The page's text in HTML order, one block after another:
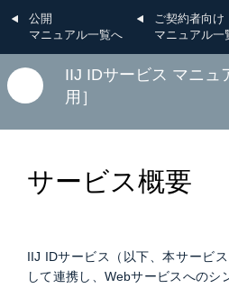
公開
マニュアル一覧へ
ご契約者向け
マニュアル一
IIJ IDサービス マニュ
用］
サービス概要
IIJ IDサービス（以下、本サービ
して連携し、Webサービスへのシ